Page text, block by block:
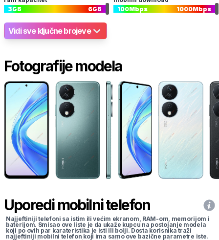
3GB 6GB
100Mbps 1000Mbps
Vidi sve ključne brojeve
Fotografije modela
Uporedi mobilni telefon
Najjeftiniji telefoni sa istim ili većim ekranom, RAM-om, memorijom i
baterijom. Smisao ove liste je da ukaže kupcu na postojanje modela
koji po ovih par karateristika je isti ili bolji. Dosta korisnika traži
najjeftiniji mobilni telefon koji ima samo ove bazične parametre iste.